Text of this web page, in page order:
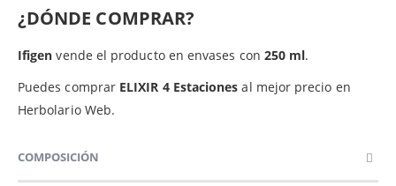
¿DÓNDE COMPRAR?
Ifigen vende el producto en envases con 250 ml.
Puedes comprar ELIXIR 4 Estaciones al mejor precio en
Herbolario Web.
COMPOSICIÓN